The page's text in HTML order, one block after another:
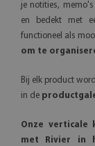
je notities,
en bedekt met
functioneel als
om te
Bij elk product
in de
Onze verticale
met Rivier in